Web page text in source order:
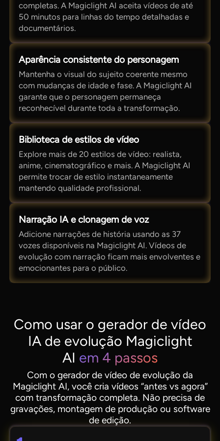
completas. A Magiclight AI aceita vídeos de até
50 minutos para linhas do tempo detalhadas e
documentários.
Aparência consistente do personagem
Mantenha o visual do sujeito coerente mesmo
com mudanças de idade e fase. A Magiclight AI
garante que o personagem permaneça
reconhecível durante toda a transformação.
Biblioteca de estilos de vídeo
Explore mais de 20 estilos de vídeo: realista,
anime, cinematográfico e mais. A Magiclight AI
permite trocar de estilo instantaneamente
mantendo qualidade profissional.
Narração IA e clonagem de voz
Adicione narrações de história usando as 37
vozes disponíveis na Magiclight AI. Vídeos de
evolução com narração ficam mais envolventes e
emocionantes para o público.
Como usar o gerador de vídeo
IA de evolução Magiclight
AI em 4 passos
Com o gerador de vídeo de evolução da
Magiclight AI, você cria vídeos “antes vs agora”
com transformação completa. Não precisa de
gravações, montagem de produção ou software
de edição.